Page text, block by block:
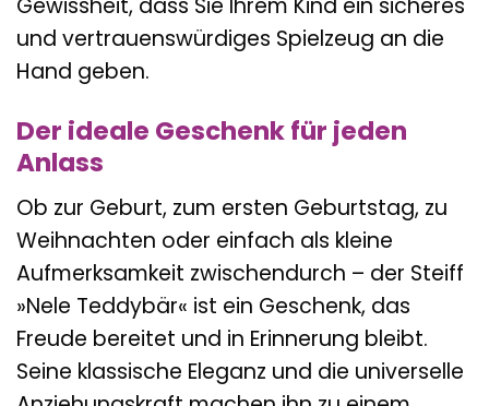
Gewissheit, dass Sie Ihrem Kind ein sicheres
und vertrauenswürdiges Spielzeug an die
Hand geben.
Der ideale Geschenk für jeden
Anlass
Ob zur Geburt, zum ersten Geburtstag, zu
Weihnachten oder einfach als kleine
Aufmerksamkeit zwischendurch – der Steiff
»Nele Teddybär« ist ein Geschenk, das
Freude bereitet und in Erinnerung bleibt.
Seine klassische Eleganz und die universelle